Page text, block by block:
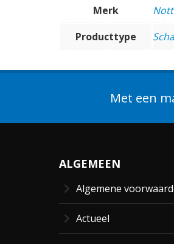
Merk
Producttype
Met een
ALGEMEEN
Algemene
Actueel